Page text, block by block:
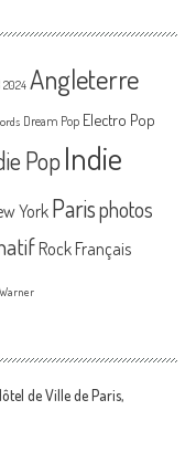
2024 Angleterre
Dream Pop Electro Pop
PopIndie
York Parisphotos
Rock Français
Warner
de Ville de Paris,